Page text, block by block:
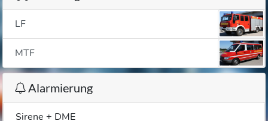
LF
MTF
Alarmierung
Sirene + DME